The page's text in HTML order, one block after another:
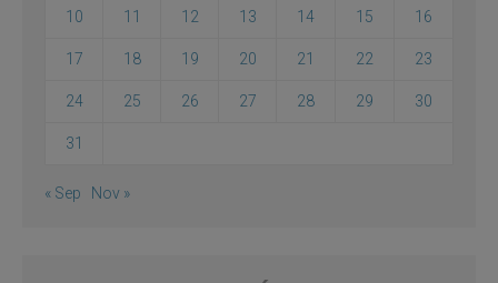
10 11 12 13 14 15 16
17 18 19 20 21 22 23
24 25 26 27 28 29 30
31
« Sep Nov »